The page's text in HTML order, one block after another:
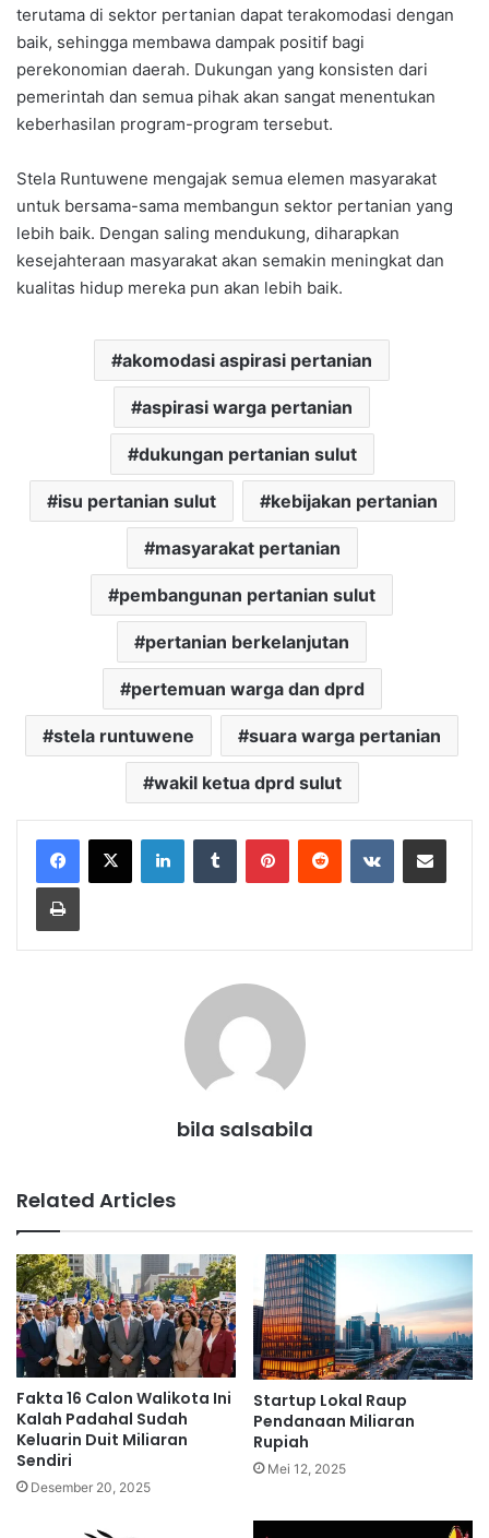
terutama di sektor pertanian dapat terakomodasi dengan
baik, sehingga membawa dampak positif bagi
perekonomian daerah. Dukungan yang konsisten dari
pemerintah dan semua pihak akan sangat menentukan
keberhasilan program-program tersebut.
Stela Runtuwene mengajak semua elemen masyarakat
untuk bersama-sama membangun sektor pertanian yang
lebih baik. Dengan saling mendukung, diharapkan
kesejahteraan masyarakat akan semakin meningkat dan
kualitas hidup mereka pun akan lebih baik.
akomodasi aspirasi pertanian
aspirasi warga pertanian
dukungan pertanian sulut
isu pertanian sulut kebijakan pertanian
masyarakat pertanian
pembangunan pertanian sulut
pertanian berkelanjutan
pertemuan warga dan dprd
stela runtuwene suara warga pertanian
wakil ketua dprd sulut
LinkedInTumblr PinterestReddit VKontakteShare via Email
Print
bila salsabila
Related Articles
Fakta 16 Calon Walikota Ini
Kalah Padahal Sudah
Keluarin Duit Miliaran
Sendiri
Desember 20, 2025
Startup Lokal Raup
Pendanaan Miliaran
Rupiah
Mei 12, 2025